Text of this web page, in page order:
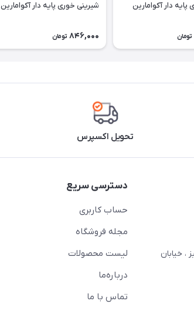
دار آکوامارین
تومان
شیرینی خوری پایه دار آکوامارین
846,000 تومان
تحویل اکسپرس
، خیابان
دسترسی سریع
حساب کاربری
مجله فروشگاه
لیست محصولات
درباره‌ما
تماس با ما